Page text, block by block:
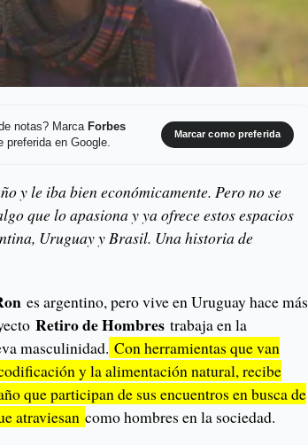
notas? Marca Forbes
en Google.
Marcar como preferida
y le iba bien económicamente. Pero no se
que lo apasiona y ya ofrece estos espacios
Uruguay y Brasil. Una historia de
es argentino, pero vive en Uruguay hace más
Retiro de Hombrestrabaja en la
masculinidad. Con herramientas que van
y la alimentación natural, recibe
que participan de sus encuentros en busca de
atraviesancomo hombres en la sociedad.